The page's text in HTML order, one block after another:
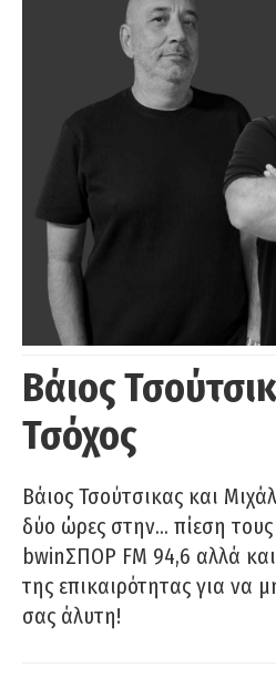
Βάιος
Τσόχος
Βάιος Τσούτσικας και
δύο ώρες στην… πίεση
bwinΣΠΟΡ FM 94,6 αλλά
της επικαιρότητας για να
σας άλυτη!